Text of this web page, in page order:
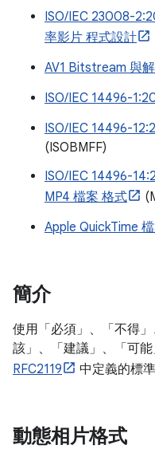
ISO/IEC 23008-
率影片 程式設計
AV1 Bitstream 與
ISO/IEC 14496-
ISO/IEC 14496-
(ISOBMFF)
ISO/IEC 14496-
MP4 檔案 格式
Apple QuickTime
簡介
使用「必須」、「不得
該」、「建議」、「可
RFC2119
中定義的標準
動態相片格式